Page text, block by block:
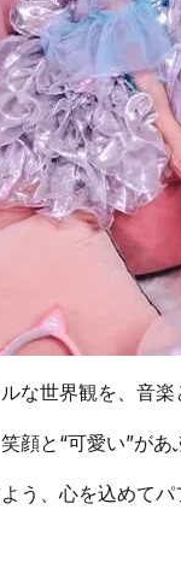
な世界観を、音楽
顔と“可愛い”があ
う、心を込めてパ